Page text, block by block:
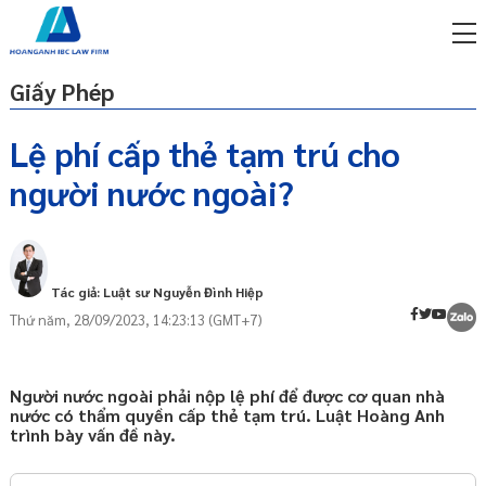
Giấy Phép
Lệ phí cấp thẻ tạm trú cho
người nước ngoài?
Tác giả: Luật sư Nguyễn Đình Hiệp
Thứ năm, 28/09/2023, 14:23:13 (GMT+7)
Người nước ngoài phải nộp lệ phí để được cơ quan nhà
nước có thẩm quyền cấp thẻ tạm trú. Luật Hoàng Anh
trình bày vấn đề này.
Căn cứ pháp lý
trú tại Việt Nam
Điều kiện để cấp thẻ tạm trú cho người
Điều kiện chung
Điều kiện cụ thể
Hồ sơ cấp thẻ tạm trú
phí qua zalo
sư trực tuyến online
ty/doanh nghiệp
gói
phí qua zalo
ty/doanh nghiệp
gói
ty/doanh nghiệp
gói